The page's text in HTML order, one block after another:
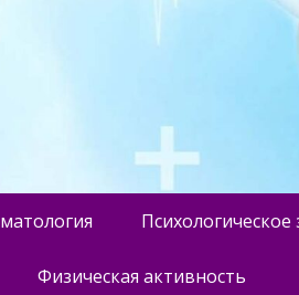
Физическая активность